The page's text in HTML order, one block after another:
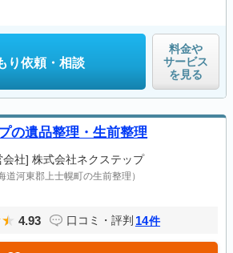
り依頼・相談
料金や
サービス
を見る
の遺品整理・生前整理
会社] 株式会社ネクステップ
道河東郡上士幌町の生前整理）
4.93 口コミ・評判 14件